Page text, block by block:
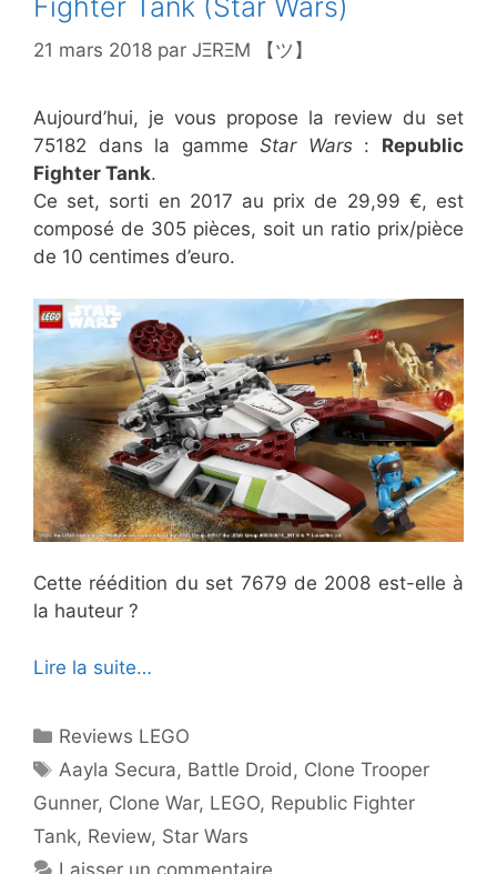
Fighter Tank (Star Wars)
21 mars 2018 par JΞRΞM 【ツ】
Aujourd’hui, je vous propose la review du set
75182 dans la gammeStar Wars: Republic
Fighter Tank.
Ce set, sorti en 2017 au prix de 29,99 €, est
composé de 305 pièces, soit un ratio prix/pièce
de 10 centimes d’euro.
Cette réédition du set 7679 de 2008 est-elle à
la hauteur ?
Lire la suite…
Catégories
Reviews LEGO
Étiquettes
Aayla Secura, Battle Droid , Clone Trooper
Gunner, Clone War, LEGO, Republic Fighter
Tank, Review, Star Wars
Laisser un commentaire